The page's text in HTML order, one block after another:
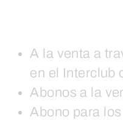
A la venta a
en el Interclub
Abonos a la
Abono para